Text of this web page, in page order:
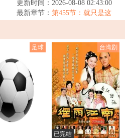
广博的爸，人间理想的妹。不过
大家不太熟，一...
更新时间：2026-08-08 02:43:00
最新章节： 第455节：就只是这
足球 台湾剧
已完结